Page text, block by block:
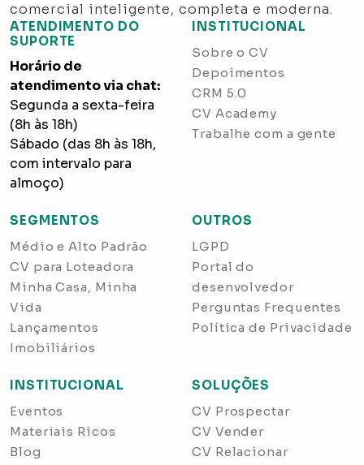
comercial inteligente, completa e moderna.
INSTITUCIONAL
Sobre o CV
Depoimentos
CRM 5.0
CV Academy
Trabalhe com a gente
SEGMENTOS
Médio e Alto Padrão
CV para Loteadora
Minha Casa, Minha
Vida
Lançamentos
Imobiliários
OUTROS
LGPD
Portal do
desenvolvedor
Perguntas Frequentes
Política de Privacidade
INSTITUCIONAL
Eventos
Materiais Ricos
Blog
SOLUÇÕES
CV Prospectar
CV Vender
CV Relacionar
ATENDIMENTO DO
SUPORTE
Horário de
atendimento via chat:
Segunda a sexta-feira
(8h às 18h)
Sábado (das 8h às 18h,
com intervalo para
almoço)